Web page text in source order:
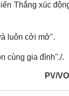
Thắng xúc
luôn cởi mở".
cùng gia đình"./.
PV/